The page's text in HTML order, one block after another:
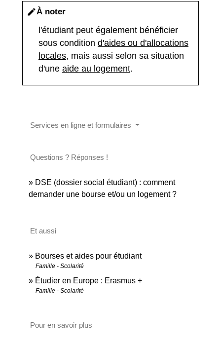
editÀ noter
l'étudiant peut également bénéficier
sous condition d'aides ou d'allocations
locales, mais aussi selon sa situation
d'une aide au logement.
Services en ligne et formulaires
Questions ? Réponses !
DSE (dossier social étudiant) : comment
demander une bourse et/ou un logement ?
Et aussi
Bourses et aides pour étudiant
Famille - Scolarité
Étudier en Europe : Erasmus +
Famille - Scolarité
Pour en savoir plus